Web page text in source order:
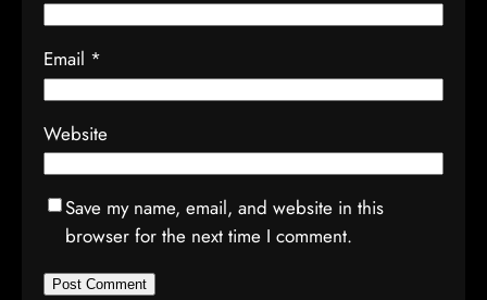
Email *
Website
Save my name, email, and website in this
browser for the next time I comment.